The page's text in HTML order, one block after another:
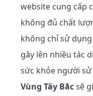
website cung cấp
không đủ chất
không chỉ sử
gây lên nhiều tác
sức khỏe người
Vùng Tây Bắcsẽ